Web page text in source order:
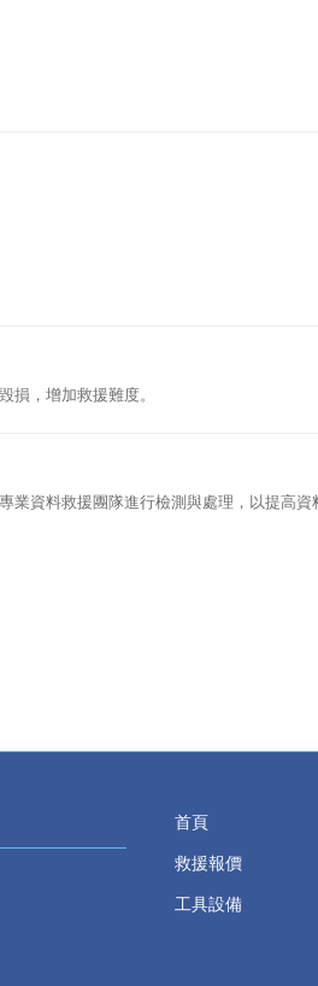
，增加救援難度。
資料救援團隊進行檢測與處理，以提高資
首頁
救援報價
工具設備